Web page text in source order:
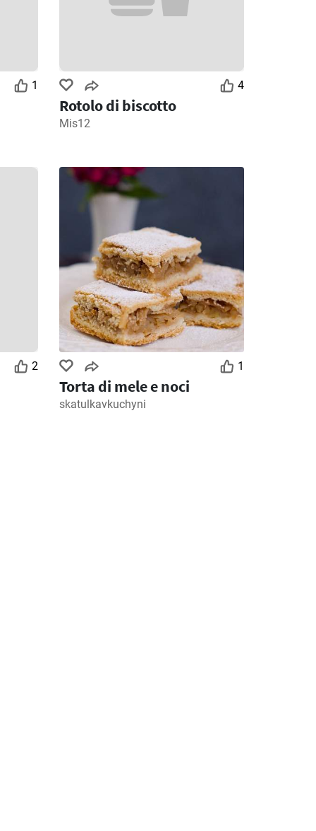
1 4
Rotolo di biscotto
Mis12
2 1
Torta di mele e noci
skatulkavkuchyni